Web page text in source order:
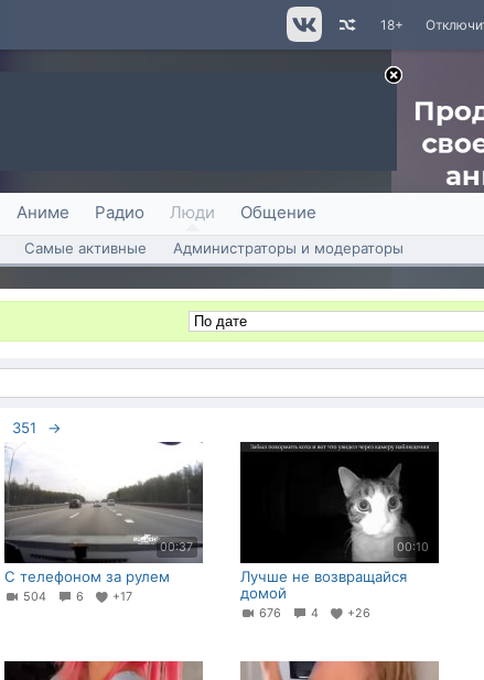
18+
Аниме Радио Люди Общение
Самые активные Администраторы и модераторы
351 →
00:37
С телефоном за рулем
504 6 +17
00:10
Лучше не возвращайся
домой
676 4 +26